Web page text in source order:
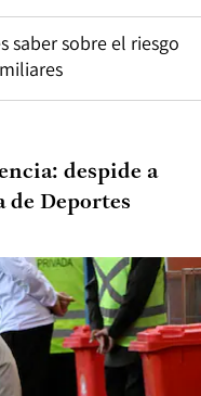
saber sobre el riesgo
despide a
de Deportes